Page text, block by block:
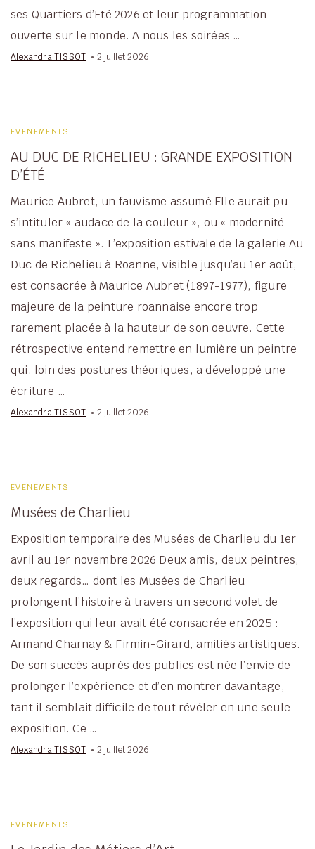
ses Quartiers d’Eté 2026 et leur programmation
ouverte sur le monde. A nous les soirées …
Alexandra TISSOT 2 juillet 2026
EVENEMENTS
AU DUC DE RICHELIEU : GRANDE EXPOSITION
D’ÉTÉ
Maurice Aubret, un fauvisme assumé Elle aurait pu
s’intituler « audace de la couleur », ou « modernité
sans manifeste ». L’exposition estivale de la galerie Au
Duc de Richelieu à Roanne, visible jusqu’au 1er août,
est consacrée à Maurice Aubret (1897-1977), figure
majeure de la peinture roannaise encore trop
rarement placée à la hauteur de son oeuvre. Cette
rétrospective entend remettre en lumière un peintre
qui, loin des postures théoriques, a développé une
écriture …
Alexandra TISSOT 2 juillet 2026
EVENEMENTS
Musées de Charlieu
Exposition temporaire des Musées de Charlieu du 1er
avril au 1er novembre 2026 Deux amis, deux peintres,
deux regards… dont les Musées de Charlieu
prolongent l’histoire à travers un second volet de
l’exposition qui leur avait été consacrée en 2025 :
Armand Charnay & Firmin-Girard, amitiés artistiques.
De son succès auprès des publics est née l’envie de
prolonger l’expérience et d’en montrer davantage,
tant il semblait difficile de tout révéler en une seule
exposition. Ce …
Alexandra TISSOT 2 juillet 2026
EVENEMENTS